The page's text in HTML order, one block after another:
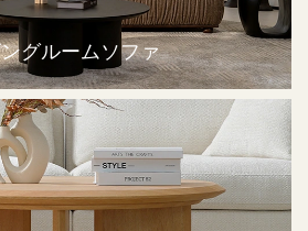
グルームソファ